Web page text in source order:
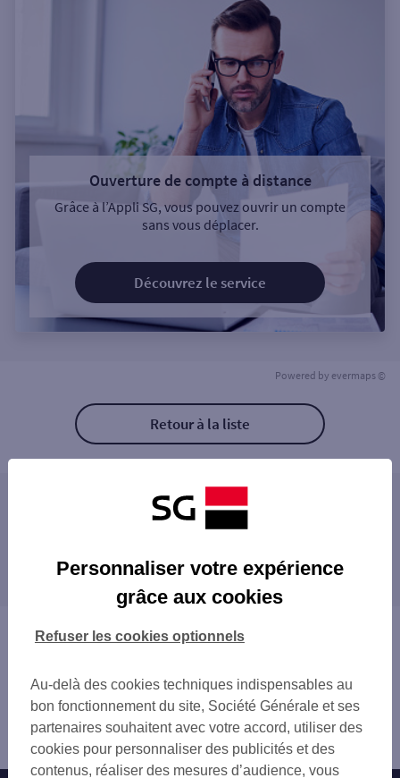
Ouverture de compte à distance
Grâce à l’Appli SG, vous pouvez ouvrir un compte
sans vous déplacer.
Découvrez le service
Powered by evermaps ©
Retour à la liste
Les agences SG PRO à proximité
PAU UNIVERSITE
PAU MORLAAS
proximité
LESCAR
Vous êtes ici : Accueil
Pau
Agence PAU CARNOT
Personnaliser votre expérience
grâce aux cookies
Au-delà des cookies techniques indispensables au
bon fonctionnement du site, Société Générale et ses
partenaires souhaitent avec votre accord, utiliser des
cookies pour personnaliser des publicités et des
contenus, réaliser des mesures d’audience, vous
Refuser les cookies optionnels